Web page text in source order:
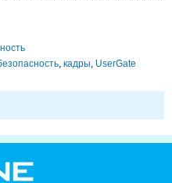
, кадры, UserGate